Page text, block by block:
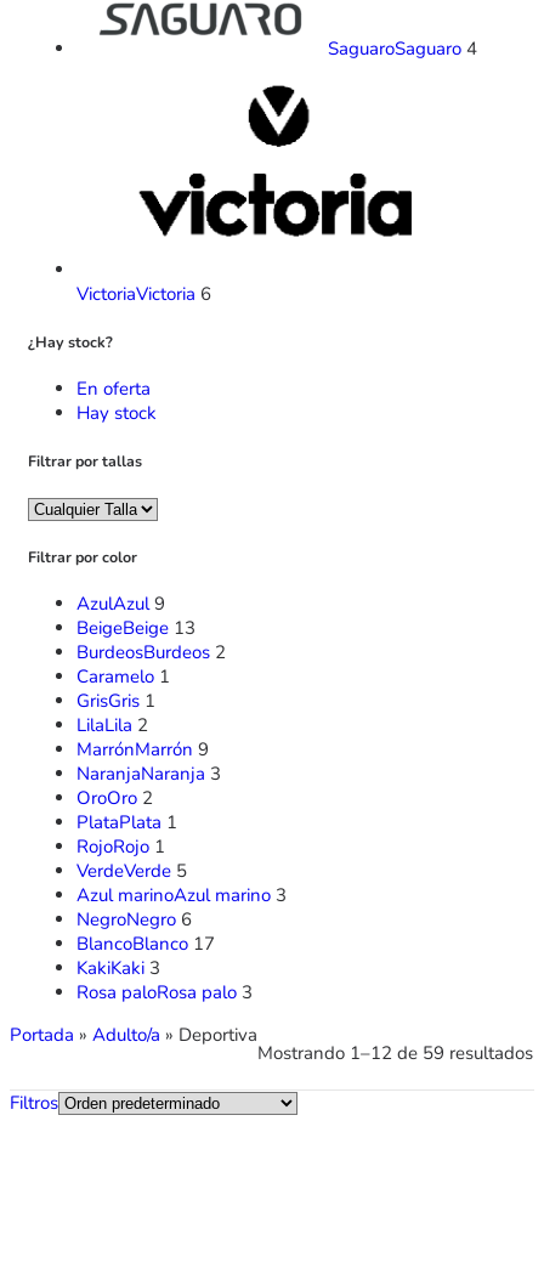
SaguaroSaguaro 4
VictoriaVictoria 6
¿Hay stock?
En oferta
Hay stock
Filtrar por tallas
Filtrar por color
AzulAzul 9
BeigeBeige 13
BurdeosBurdeos 2
Caramelo 1
GrisGris 1
LilaLila 2
MarrónMarrón 9
NaranjaNaranja 3
OroOro 2
PlataPlata 1
RojoRojo 1
VerdeVerde 5
Azul marinoAzul marino 3
NegroNegro 6
BlancoBlanco 17
KakiKaki 3
Rosa paloRosa palo 3
Portada » Adulto/a » Deportiva
Mostrando 1–12 de 59 resultados
Filtros